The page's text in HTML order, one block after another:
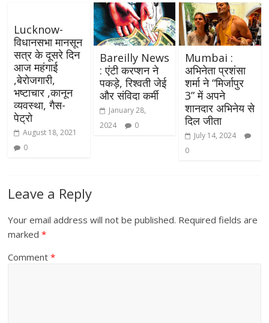
Lucknow-
विधानसभा मानसून
सत्र के दूसरे दिन
आज महंगाई
,बेरोजगारी,
भष्टाचार ,कानून
व्यवस्था, गैस-
पेट्रो
August 18, 2021
0
Bareilly News
: एंटी करप्शन ने
पकड़े, रिश्वती जेई
और संविदा कर्मी
January 28,
2024
0
Mumbai :
अभिनेता प्रशंसा
शर्मा ने “मिर्जापुर
3” में अपने
शानदार अभिनेय से
दिल जीता
July 14, 2024
0
Leave a Reply
Your email address will not be published. Required fields are
marked*
Comment*